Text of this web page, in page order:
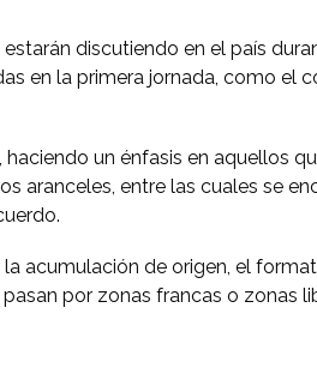
discutiendo en el país
en la primera jornada, como el
un énfasis en aquellos
aranceles, entre las cuales se
acumulación de origen, el
por zonas francas o zonas